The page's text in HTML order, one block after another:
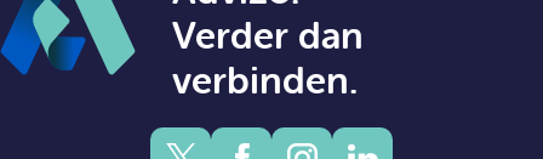
Verder dan
verbinden.